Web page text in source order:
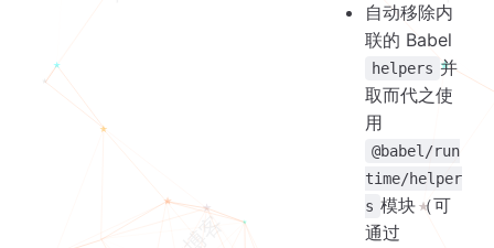
自动移除内
联的 Babel
helpers 并
取而代之使
用
@babel/run
time/helper
s 模块（可
通过